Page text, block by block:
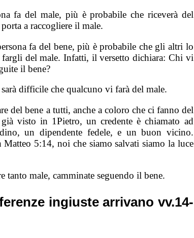
fa del male, più è probabile che riceverà del
a raccogliere il male.
fa del bene, più è probabile che gli altri lo
fargli del male. Infatti, il versetto dichiara: Chi vi
il bene?
difficile che qualcuno vi farà del male.
del bene a tutti, anche a coloro che ci fanno del
visto in 1Pietro, un credente è chiamato ad
un dipendente fedele, e un buon vicino.
Matteo 5:14, noi che siamo salvati siamo la luce
tanto male, camminate seguendo il bene.
ingiuste arrivano vv.14-